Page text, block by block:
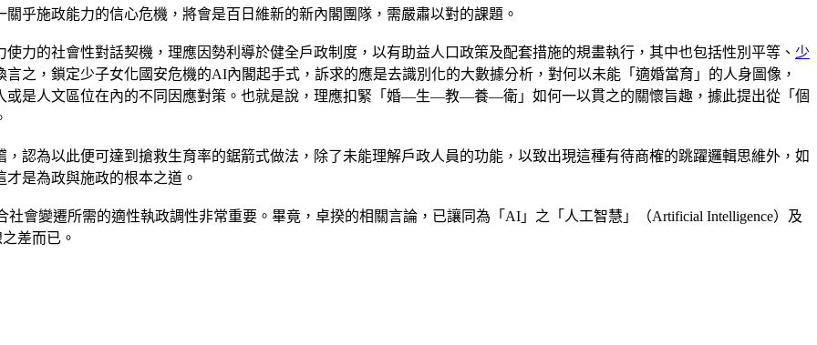
乎施政能力的信心危機，將會是百日維新的新內閣團隊，需嚴肅以對的課題。
力的社會性對話契機，理應因勢利導於健全戶政制度，以有助益人口政策及配套措施的規畫執行，其中也包括性別平等、 少
之，鎖定少子女化國安危機的AI內閣起手式，訴求的應是去識別化的大數據分析，對何以未能「適婚當育」的人身圖像，
或是人文區位在內的不同因應對策。也就是說，理應扣緊「婚—生—教—養—衛」如何一以貫之的關懷旨趣，據此提出從「個
認為以此便可達到搶救生育率的鋸箭式做法，除了未能理解戶政人員的功能，以致出現這種有待商榷的跳躍邏輯思維外，如
是為政與施政的根本之道。
會變遷所需的適性執政調性非常重要。畢竟，卓揆的相關言論，已讓同為「AI」之「人工智慧」（Artificial Intelligence）及
差而已。